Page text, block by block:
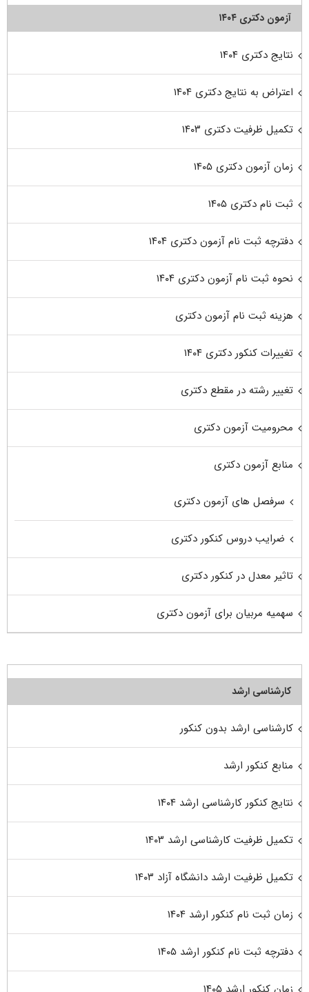
آزمون دکتری ۱۴۰۴
نتایج دکتری ۱۴۰۴
اعتراض به نتایج دکتری ۱۴۰۴
تکمیل ظرفیت دکتری ۱۴۰۳
زمان آزمون دکتری ۱۴۰۵
ثبت نام دکتری ۱۴۰۵
دفترچه ثبت نام آزمون دکتری ۱۴۰۴
نحوه ثبت نام آزمون دکتری ۱۴۰۴
هزینه ثبت نام آزمون دکتری
تغییرات کنکور دکتری ۱۴۰۴
تغییر رشته در مقطع دکتری
محرومیت آزمون دکتری
منابع آزمون دکتری
سرفصل های آزمون دکتری
ضرایب دروس کنکور دکتری
تاثیر معدل در کنکور دکتری
سهمیه مربیان برای آزمون دکتری
کارشناسی ارشد
کارشناسی ارشد بدون کنکور
منابع کنکور ارشد
نتایج کنکور کارشناسی ارشد ۱۴۰۴
تکمیل ظرفیت کارشناسی ارشد ۱۴۰۳
تکمیل ظرفیت ارشد دانشگاه آزاد ۱۴۰۳
زمان ثبت نام کنکور ارشد ۱۴۰۴
دفترچه ثبت نام کنکور ارشد ۱۴۰۵